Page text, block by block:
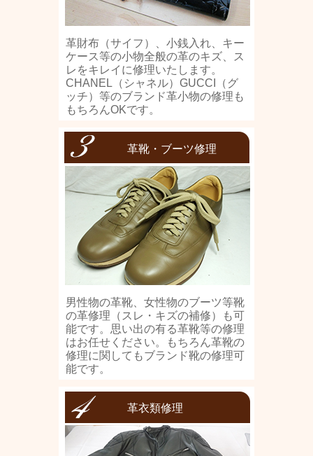
革財布（サイフ）、小銭入れ、キー
ケース等の小物全般の革のキズ、ス
レをキレイに修理いたします。
CHANEL（シャネル）GUCCI（グ
ッチ）等のブランド革小物の修理も
もちろんOKです。
革靴・ブーツ修理
男性物の革靴、女性物のブーツ等靴
の革修理（スレ・キズの補修）も可
能です。思い出の有る革靴等の修理
はお任せください。もちろん革靴の
修理に関してもブランド靴の修理可
能です。
革衣類修理